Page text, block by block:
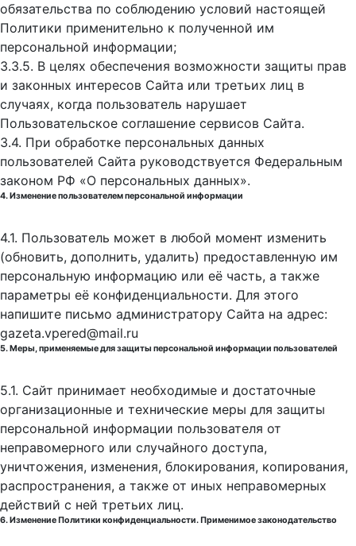
обязательства по соблюдению условий настоящей
Политики применительно к полученной им
персональной информации;
3.3.5. В целях обеспечения возможности защиты прав
и законных интересов Сайта или третьих лиц в
случаях, когда пользователь нарушает
Пользовательское соглашение сервисов Сайта.
3.4. При обработке персональных данных
пользователей Сайта руководствуется Федеральным
законом РФ «О персональных данных».
4. Изменение пользователем персональной информации
4.1. Пользователь может в любой момент изменить
(обновить, дополнить, удалить) предоставленную им
персональную информацию или её часть, а также
параметры её конфиденциальности. Для этого
напишите письмо администратору Сайта на адрес:
gazeta.vpered@mail.ru
5. Меры, применяемые для защиты персональной информации пользователей
5.1. Сайт принимает необходимые и достаточные
организационные и технические меры для защиты
персональной информации пользователя от
неправомерного или случайного доступа,
уничтожения, изменения, блокирования, копирования,
распространения, а также от иных неправомерных
действий с ней третьих лиц.
6. Изменение Политики конфиденциальности. Применимое законодательство